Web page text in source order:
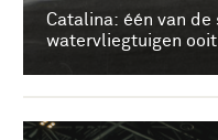
Catalina: één van de
watervliegtuigen ooit